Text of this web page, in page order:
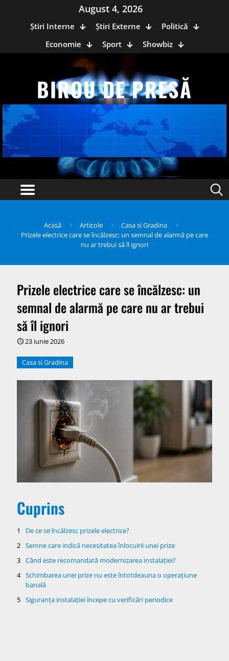
August 4, 2026
Știri Interne Știri Externe
Politică
Economie
Sport Showbiz
BIROU DE PRESĂ
Acasă Articole
Casa si Gradina
Prizele electrice care se încălzesc: un semnal de alarmă pe care
nu ar trebui să îl ignori
Prizele electrice care se încălzesc: un
semnal de alarmă pe care nu ar trebui
să îl ignori
23 iunie 2026
Casa si Gradina
Cuprins
De ce se încălzesc prizele electrice?
Semne care indică necesitatea înlocuirii unei prize
Când este recomandată modernizarea instalației?
Schimbarea unei prize nu este întotdeauna o operațiune
banală
Siguranța instalației începe cu verificări periodice